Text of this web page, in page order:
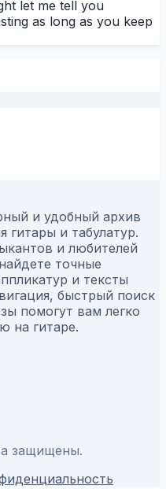
let me tell you
as long as you keep
и удобный архив
гитары и табулатур.
и любителей
точные
и тексты
быстрый поиск
помогут вам легко
на гитаре.
защищены.